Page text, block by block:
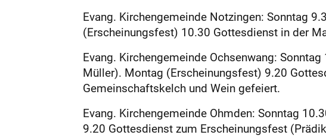
Evang. Kirchengemeinde Notzingen: Sonntag
(Erscheinungsfest) 10.30 Gottesdienst in der
Evang. Kirchengemeinde Ochsen­wang:
Müller). Montag (Erscheinungsfest) 9.20
Gemeinschaftskelch und Wein gefeiert.
Evang. Kirchengemeinde Ohmden: Sonntag
9.20 Gottesdienst zum Erscheinungsfest